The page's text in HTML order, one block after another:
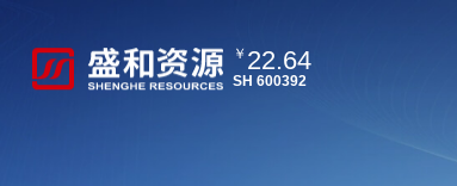
￥ 22.64
SH 600392